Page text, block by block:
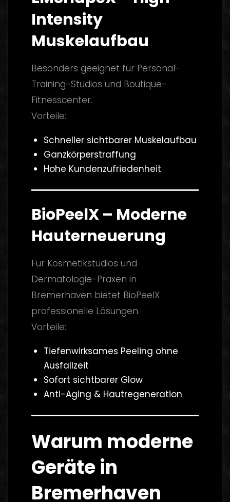
Intensity
Muskelaufbau
Besonders geeignet für Personal-
Training-Studios und Boutique-
Fitnesscenter.
Vorteile:
Schneller sichtbarer Muskelaufbau
Ganzkörperstraffung
Hohe Kundenzufriedenheit
BioPeelX – Moderne
Hauterneuerung
Für Kosmetikstudios und
Dermatologie-Praxen in
Bremerhaven bietet BioPeelX
professionelle Lösungen.
Vorteile:
Tiefenwirksames Peeling ohne
Ausfallzeit
Sofort sichtbarer Glow
Anti-Aging & Hautregeneration
Warum moderne
Geräte in
Bremerhaven